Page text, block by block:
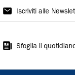
Gazzetta
Reggio
Iscriviti alle
Sfoglia il